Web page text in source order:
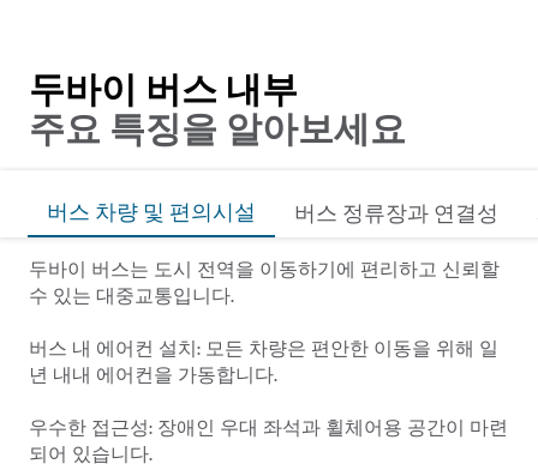
두바이 버스 내부
주요 특징을 알아보세요
버스 차량 및 편의시설 버스 정류장과 연결성
두바이 버스는 도시 전역을 이동하기에 편리하고 신뢰할
수 있는 대중교통입니다.
버스 내 에어컨 설치:모든 차량은 편안한 이동을 위해 일
년 내내 에어컨을 가동합니다.
우수한 접근성:장애인 우대 좌석과 휠체어용 공간이 마련
되어 있습니다.